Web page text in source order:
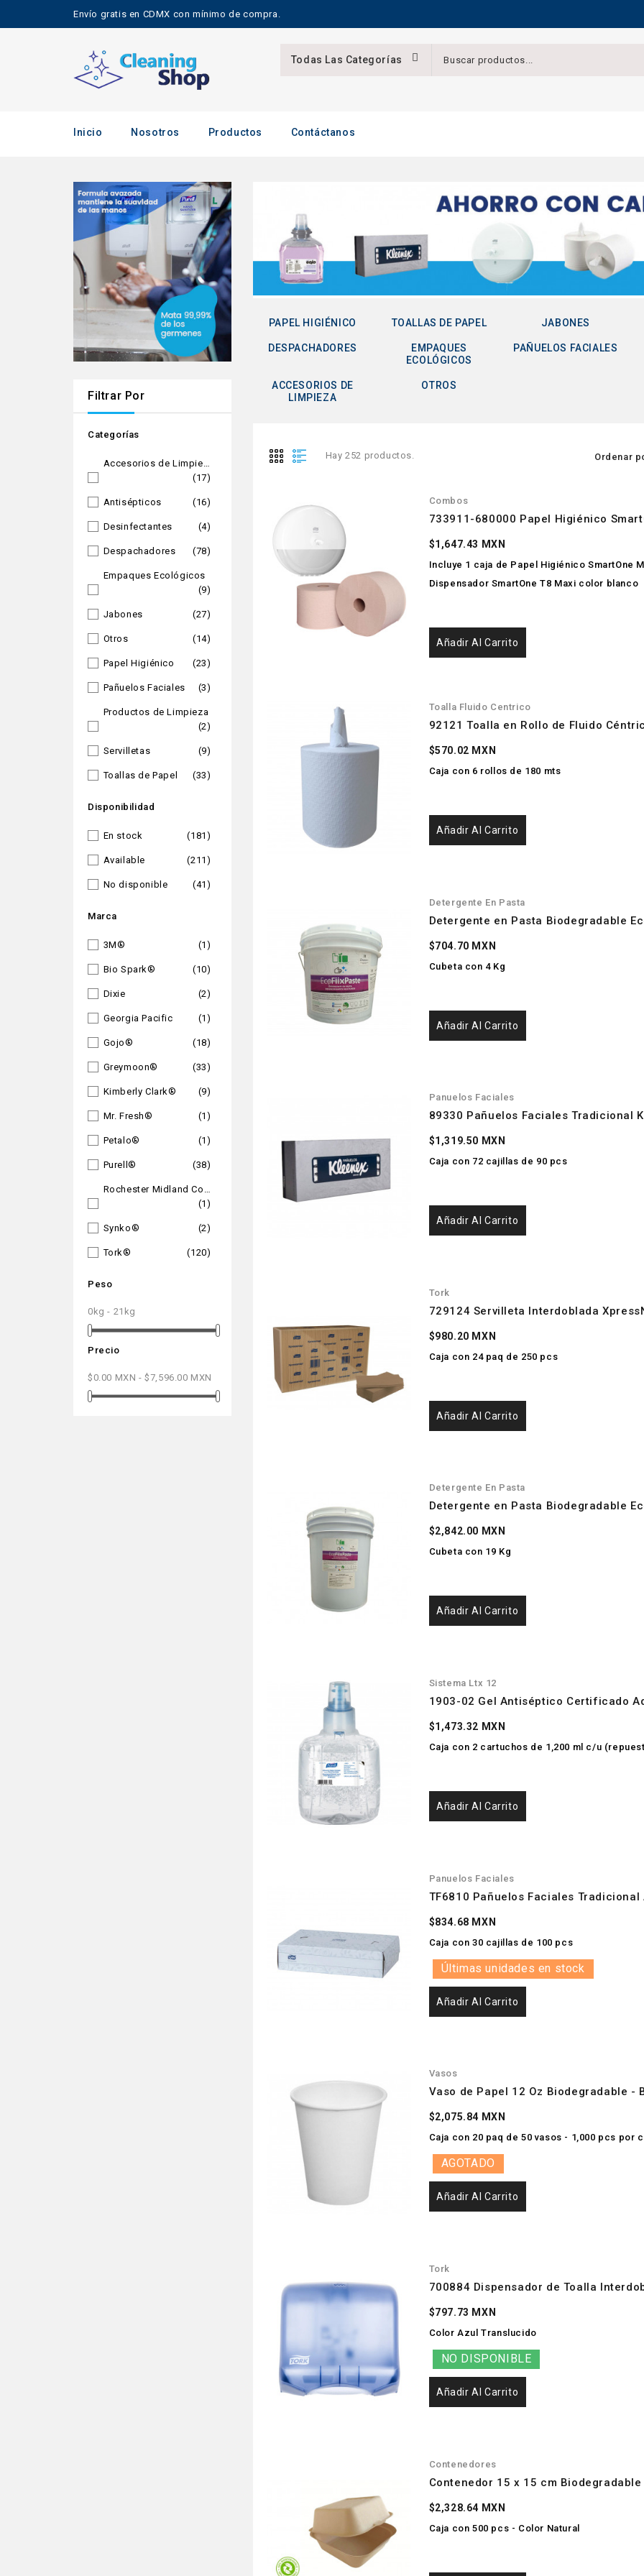
Envío gratis en CDMX con mínimo de compra.
Todas Las Categorías
Inicio Nosotros Productos Contáctanos
Filtrar Por
Categorías
(17)
Antisépticos (16)
Desinfectantes (4)
Despachadores (78)
Empaques Ecológicos
(9)
Jabones (27)
Otros (14)
Papel Higiénico (23)
Pañuelos Faciales (3)
Productos de Limpieza
(2)
Servilletas (9)
Toallas de Papel (33)
Disponibilidad
En stock (181)
Available (211)
No disponible (41)
Marca
3M® (1)
Bio Spark® (10)
Dixie (2)
Georgia Pacific (1)
Gojo® (18)
Greymoon® (33)
Kimberly Clark® (9)
Mr. Fresh® (1)
Petalo® (1)
Purell® (38)
(1)
Synko® (2)
Tork® (120)
Peso
0kg - 21kg
Precio
$0.00 MXN - $7,596.00 MXN
PAPEL HIGIÉNICO TOALLAS DE PAPEL JABONES
DESPACHADORES
EMPAQUES
ECOLÓGICOS
PAÑUELOS FACIALES
ACCESORIOS DE
LIMPIEZA
OTROS
Hay 252 productos. Ordenar
Combos
733911-680000 Papel Higiénico
$1,647.43 MXN
Incluye 1 caja de Papel Higiénico SmartOne
Dispensador SmartOne T8 Maxi color blanco
Añadir Al Carrito
Toalla Fluido Centrico
92121 Toalla en Rollo de Fluido
$570.02 MXN
Caja con 6 rollos de 180 mts
Añadir Al Carrito
Detergente En Pasta
Detergente en Pasta Biodegradable
$704.70 MXN
Cubeta con 4 Kg
Añadir Al Carrito
Panuelos Faciales
89330 Pañuelos Faciales Tradicional
$1,319.50 MXN
Caja con 72 cajillas de 90 pcs
Añadir Al Carrito
Tork
729124 Servilleta Interdoblada
$980.20 MXN
Caja con 24 paq de 250 pcs
Añadir Al Carrito
Detergente En Pasta
Detergente en Pasta Biodegradable
$2,842.00 MXN
Cubeta con 19 Kg
Añadir Al Carrito
Sistema Ltx 12
1903-02 Gel Antiséptico Certificado
$1,473.32 MXN
Caja con 2 cartuchos de 1,200 ml c/u
Añadir Al Carrito
Panuelos Faciales
TF6810 Pañuelos Faciales Tradicional
$834.68 MXN
Caja con 30 cajillas de 100 pcs
Últimas unidades en stock
Añadir Al Carrito
Vasos
Vaso de Papel 12 Oz Biodegradable -
$2,075.84 MXN
Caja con 20 paq de 50 vasos - 1,000 pcs por
AGOTADO
Añadir Al Carrito
Tork
700884 Dispensador de Toalla
$797.73 MXN
Color Azul Translucido
NO DISPONIBLE
Añadir Al Carrito
Contenedores
Contenedor 15 x 15 cm
$2,328.64 MXN
Caja con 500 pcs - Color Natural